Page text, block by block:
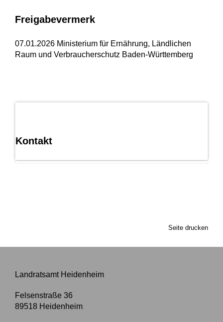
Kontakt
Freigabevermerk
07.01.2026 Ministerium für Ernährung, Ländlichen
Raum und Verbraucherschutz Baden-Württemberg
Seite drucken
Landratsamt Heidenheim
Felsenstraße 36
89518 Heidenheim